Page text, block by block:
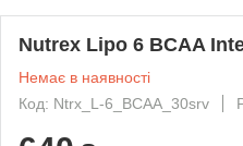
Nutrex Lipo 6 BCAA
Немає в наявності
Код: Ntrx_L-6_BCAA_30srv